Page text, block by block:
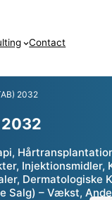
Contact
2032
Injektionsmidler,
Dermatologiske
– Vækst,